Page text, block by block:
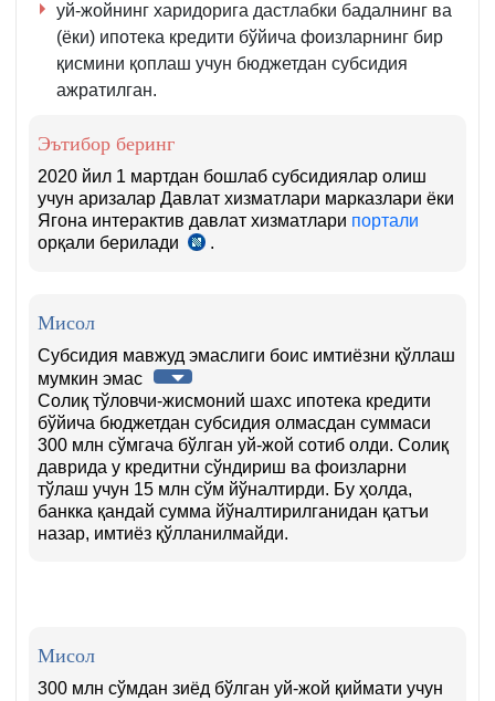
уй-жойнинг харидорига дастлабки бадалнинг ва
(ёки) ипотека кредити бўйича фоизларнинг бир
қисмини қоплаш учун бюджетдан субсидия
ажратилган.
Эътибор беринг
2020 йил 1 мартдан бошлаб субсидиялар олиш
учун аризалар Давлат хизматлари марказлари ёки
Ягона интерактив давлат хизматлари портали
орқали берилади
28.11.2019
б.
.
Мисол
Субсидия мавжуд эмаслиги боис имтиёзни қўллаш
мумкин эмас
Солиқ тўловчи-жисмоний шахс ипотека кредити
бўйича бюджетдан субсидия олмасдан суммаси
300 млн сўмгача бўлган уй-жой сотиб олди. Солиқ
даврида у кредитни сўндириш ва фоизларни
тўлаш учун 15 млн сўм йўналтирди. Бу ҳолда,
банкка қандай сумма йўналтирилганидан қатъи
назар, имтиёз қўлланилмайди.
Мисол
300 млн сўмдан зиёд бўлган уй-жой қиймати учун